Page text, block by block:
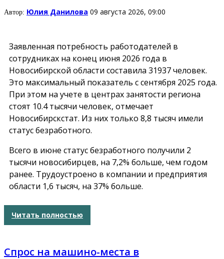
Автор: Юлия Данилова 09 августа 2026, 09:00
Заявленная потребность работодателей в
сотрудниках на конец июня 2026 года в
Новосибирской области составила 31937 человек.
Это максимальный показатель с сентября 2025 года.
При этом на учете в центрах занятости региона
стоят 10.4 тысячи человек, отмечает
Новосибирскстат. Из них только 8,8 тысяч имели
статус безработного.
Всего в июне статус безработного получили 2
тысячи новосибирцев, на 7,2% больше, чем годом
ранее. Трудоустроено в компании и предприятия
области 1,6 тысяч, на 37% больше.
Читать полностью
Спрос на машино-места в